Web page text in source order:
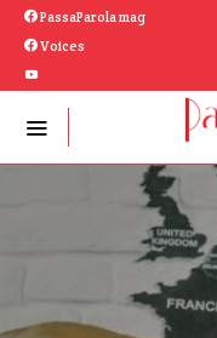
PassaParola mag
Voices